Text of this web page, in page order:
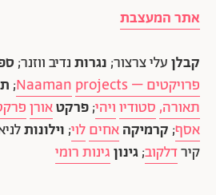
אתר המעצבת
קבלןעלי צרצור;נגרותנדיב ווזנר;
פרויקטים–
Naaman projects
;
תאורה,סטודיוויהי;פרקטאורן
אסף;קרמיקהאחיםלוי;וילונות
קירדלקוב;גינוןגינות רומי